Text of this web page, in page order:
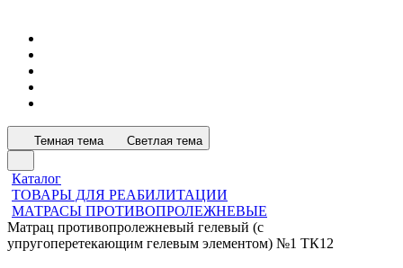
Темная тема Светлая тема
Каталог
ТОВАРЫ ДЛЯ РЕАБИЛИТАЦИИ
МАТРАСЫ ПРОТИВОПРОЛЕЖНЕВЫЕ
Матрац противопролежневый гелевый (с
упругоперетекающим гелевым элементом) №1 ТК12